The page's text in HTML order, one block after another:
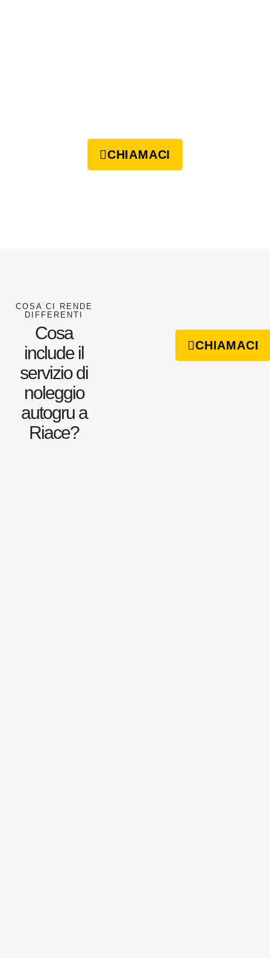
CHIAMACI
COSA CI RENDE
DIFFERENTI
Cosa
include il
servizio di
noleggio
autogru a
Riace?
CHIAMACI